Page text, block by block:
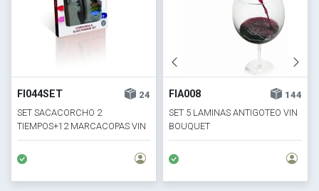
FI044SET
24
SET SACACORCHO 2
TIEMPOS+12 MARCACOPAS VIN
BOUQUET
FIA008
144
SET 5 LAMINAS ANTIGOTEO VIN
BOUQUET